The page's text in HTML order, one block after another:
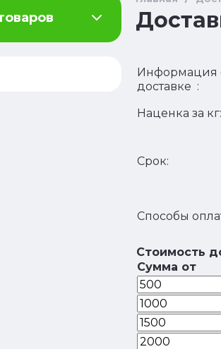
Информация
доставке :
Наценка за кг:
Срок:
Способы
Стоимость
Сумма от